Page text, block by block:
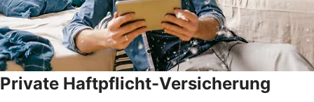
Private Haftpflicht-Versicherung